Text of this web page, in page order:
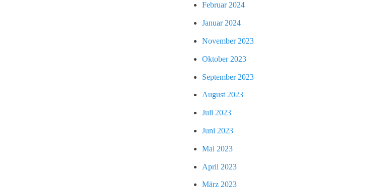
Februar 2024
Januar 2024
November 2023
Oktober 2023
September 2023
August 2023
Juli 2023
Juni 2023
Mai 2023
April 2023
März 2023